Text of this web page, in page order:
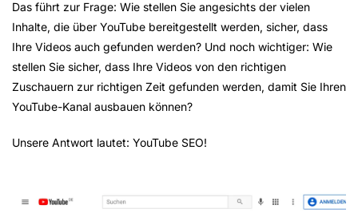
Das führt zur Frage: Wie stellen Sie angesichts der vielen
Inhalte, die über YouTube bereitgestellt werden, sicher, dass
Ihre Videos auch gefunden werden? Und noch wichtiger: Wie
stellen Sie sicher, dass Ihre Videos von den richtigen
Zuschauern zur richtigen Zeit gefunden werden, damit Sie Ihren
YouTube-Kanal ausbauen können?
Unsere Antwort lautet: YouTube SEO!